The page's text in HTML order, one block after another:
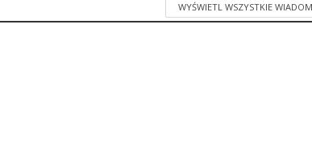
WYŚWIETL WSZYSTKIE